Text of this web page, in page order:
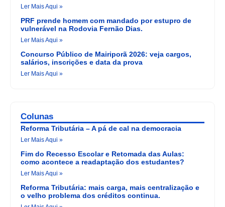
Ler Mais Aqui »
PRF prende homem com mandado por estupro de
vulnerável na Rodovia Fernão Dias.
Ler Mais Aqui »
Concurso Público de Mairiporã 2026: veja cargos,
salários, inscrições e data da prova
Ler Mais Aqui »
Colunas
Reforma Tributária – A pá de cal na democracia
Ler Mais Aqui »
Fim do Recesso Escolar e Retomada das Aulas:
como acontece a readaptação dos estudantes?
Ler Mais Aqui »
Reforma Tributária: mais carga, mais centralização e
o velho problema dos créditos continua.